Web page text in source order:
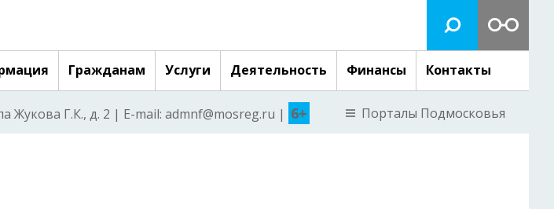
Гражданам Услуги Деятельность Финансы Контакты
Жукова Г.К., д. 2 | E-mail: admnf@mosreg.ru | 6+ Порталы Подмосковья